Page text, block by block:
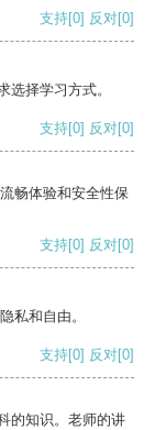
支持[0] 反对[0]
选择学习方式。
支持[0] 反对[0]
畅体验和安全性保
支持[0] 反对[0]
私和自由。
支持[0] 反对[0]
的知识。老师的讲